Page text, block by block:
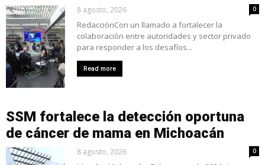
8 agosto, 2026 0
RedacciónCon un llamado a fortalecer la
colaboración entre autoridades y sector privado
para responder a los desafíos...
Read more
SSM fortalece la detección oportuna
de cáncer de mama en Michoacán
8 agosto, 2026 0